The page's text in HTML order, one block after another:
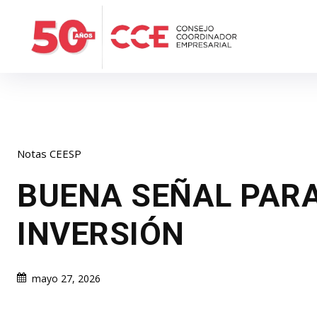
Notas CEESP
BUENA SEÑAL
INVERSIÓN
mayo 27, 2026